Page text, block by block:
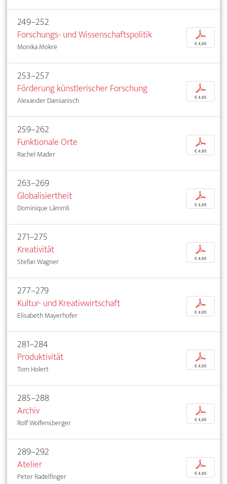
249–252
Forschungs- und Wissenschaftspolitik
Monika Mokre
p
€ 4,95
253–257
Förderung künstlerischer Forschung
Alexander Damianisch
p
€ 4,95
259–262
Funktionale Orte
Rachel Mader
p
€ 4,95
263–269
Globalisiertheit
Dominique Lämmli
p
€ 4,95
271–275
Kreativität
Stefan Wagner
p
€ 4,95
277–279
Kultur- und Kreativwirtschaft
Elisabeth Mayerhofer
p
€ 4,95
281–284
Produktivität
Tom Holert
p
€ 4,95
285–288
Archiv
Rolf Wolfensberger
p
€ 4,95
289–292
Atelier
Peter Radelfinger
p
€ 4,95